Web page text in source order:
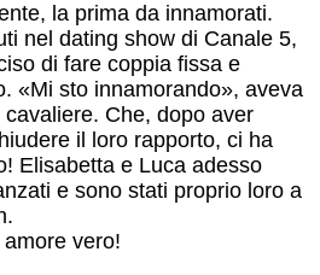
la prima da innamorati.
nel dating show di Canale 5,
di fare coppia fissa e
«Mi sto innamorando», aveva
Che, dopo aver
il loro rapporto, ci ha
Elisabetta e Luca adesso
e sono stati proprio loro a